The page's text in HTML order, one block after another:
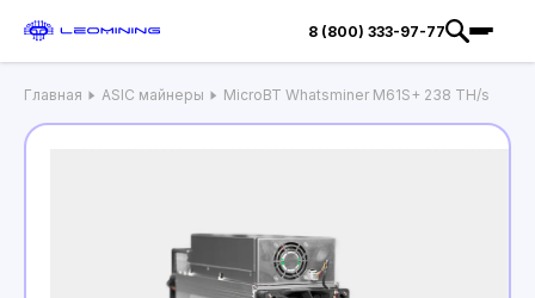
8 (800) 333-97-77
Главная ASIC майнеры MicroBT Whatsminer M61S+ 238 TH/s